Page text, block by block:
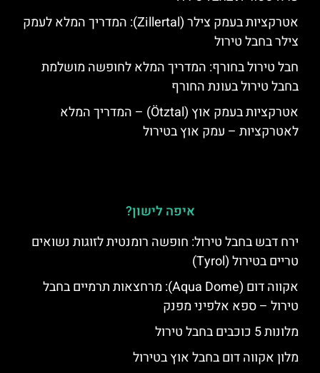
אטרקציות בעמק צילר (Zillertal): המדריך המלא לעמק
צילר בחבל טירול
חבל טירול בחורף: המדריך המלא לחופשה מושלמת
בחבל טירול בעונת החורף
אטרקציות בעמק אוץ (Ötztal) – המדריך המלא
לאטרקציות – עמק אוץ בטירול
איפה לישון?
ירח דבש בחבל טירול: חופשה רומנטית לזוגות נשואים
טריים בטירול (Tyrol)
אקווה דום (Aqua Dome): מרחצאות תרמיים בחבל
טירול – ספא אלפיני מפנק
מלונות 5 כוכבים בחבל טירול
מלון אקווה דום בחבל אוץ בטירול